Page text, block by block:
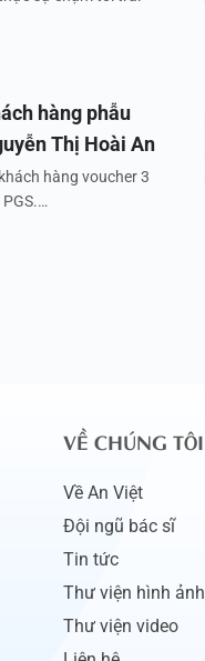
hàng phẫu
Thị Hoài An
hàng voucher 3
VỀ CHÚNG TÔI
Về An Việt
Đội ngũ bác sĩ
Tin tức
Thư viện hình ảnh
Thư viện video